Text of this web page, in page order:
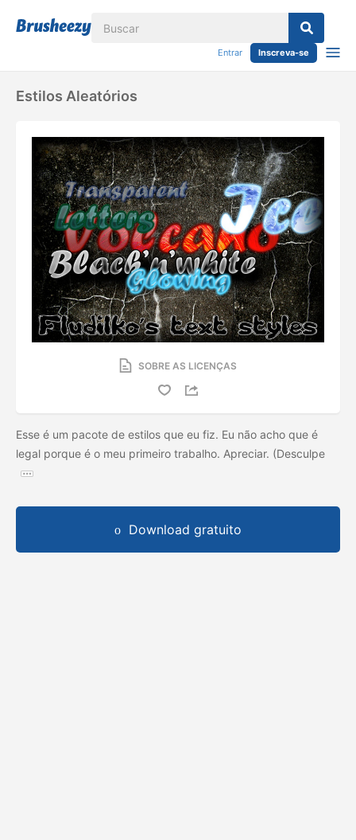
Entrar Inscreva-se
Estilos Aleatórios
SOBRE AS LICENÇAS
Esse é um pacote de estilos que eu fiz. Eu não acho que é
legal porque é o meu primeiro trabalho. Apreciar. (Desculpe
Download gratuito